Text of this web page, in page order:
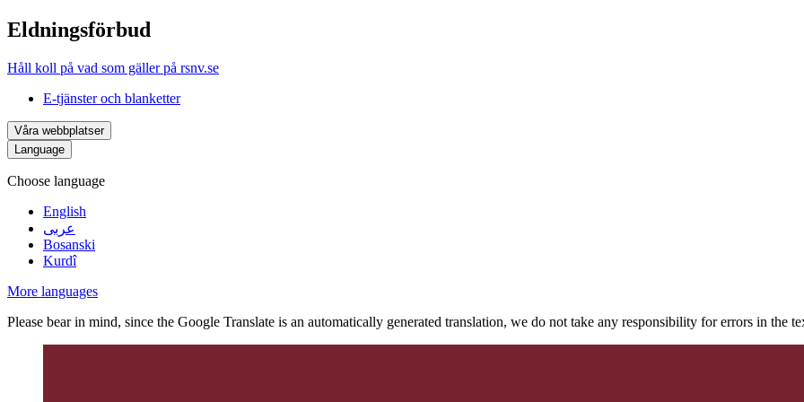
Eldningsförbud
Håll koll på vad som gäller på rsnv.se
E-tjänster och blanketter
Våra webbplatser
Language
Choose language
English
عربى
Bosanski
Kurdî
More languages
Please bear in mind, since the Google Translate is an automatically generated translation, we do not take any responsibility for errors in the